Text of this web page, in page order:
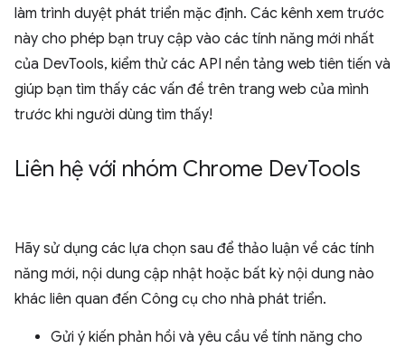
làm trình duyệt phát triển mặc định. Các kênh xem trước
này cho phép bạn truy cập vào các tính năng mới nhất
của DevTools, kiểm thử các API nền tảng web tiên tiến và
giúp bạn tìm thấy các vấn đề trên trang web của mình
trước khi người dùng tìm thấy!
Liên hệ với nhóm Chrome DevTools
Hãy sử dụng các lựa chọn sau để thảo luận về các tính
năng mới, nội dung cập nhật hoặc bất kỳ nội dung nào
khác liên quan đến Công cụ cho nhà phát triển.
Gửi ý kiến phản hồi và yêu cầu về tính năng cho